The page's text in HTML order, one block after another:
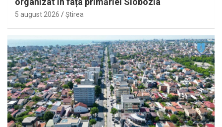
5 august 2026 Ştirea